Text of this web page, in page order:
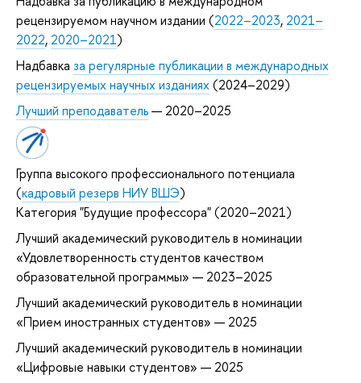
рецензируемом научном издании (2022–2023, 2021–
2022, 2020–2021)
Надбавка за регулярные публикации в международных
рецензируемых научных изданиях(2024–2029)
Лучший преподаватель— 2020–2025
Группа высокого профессионального потенциала
(кадровый резерв НИУ ВШЭ)
Категория "Будущие профессора" (2020–2021)
Лучший академический руководитель в номинации
«Удовлетворенность студентов качеством
образовательной программы» — 2023–2025
Лучший академический руководитель в номинации
«Прием иностранных студентов» — 2025
Лучший академический руководитель в номинации
«Цифровые навыки студентов» — 2025